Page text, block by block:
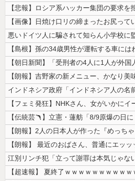
【画像】日焼け口リの締まったお尻って
【朗報】吉野家の新メニュー、かなり美